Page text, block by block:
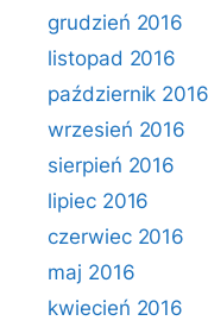
grudzień 2016
listopad 2016
październik 2016
wrzesień 2016
sierpień 2016
lipiec 2016
czerwiec 2016
maj 2016
kwiecień 2016